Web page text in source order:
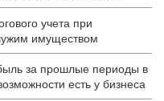
учета при
имуществом
за прошлые периоды в
есть у бизнеса